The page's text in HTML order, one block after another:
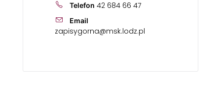
Telefon 42 684 66 47
Email
zapisygorna@msk.lodz.pl